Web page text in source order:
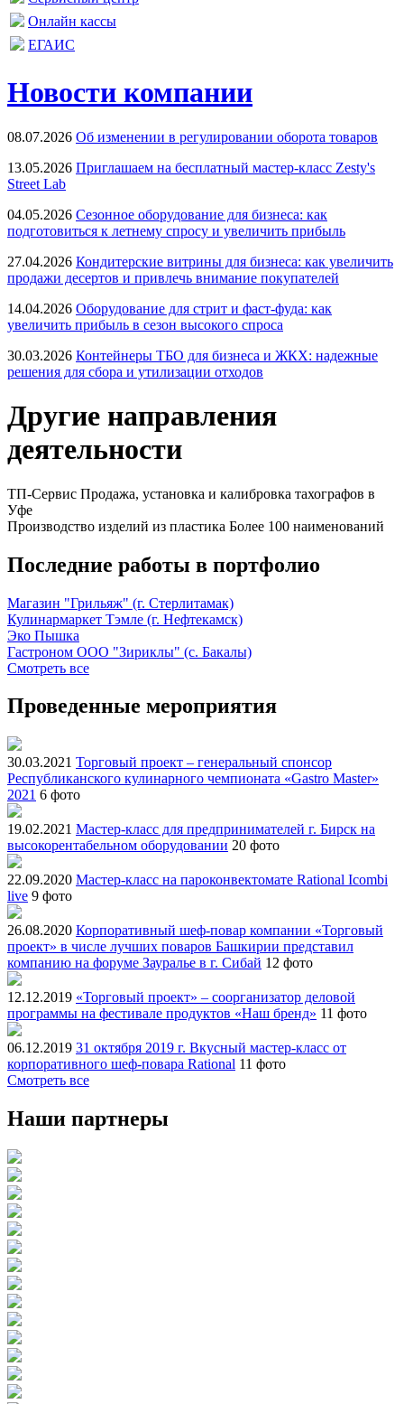
Онлайн кассы
ЕГАИС
Новости компании
08.07.2026 Об изменении в регулировании оборота товаров
13.05.2026 Приглашаем на бесплатный мастер-класс Zesty's
Street Lab
04.05.2026 Сезонное оборудование для бизнеса: как
подготовиться к летнему спросу и увеличить прибыль
27.04.2026 Кондитерские витрины для бизнеса: как увеличить
продажи десертов и привлечь внимание покупателей
14.04.2026 Оборудование для стрит и фаст-фуда: как
увеличить прибыль в сезон высокого спроса
30.03.2026 Контейнеры ТБО для бизнеса и ЖКХ: надежные
решения для сбора и утилизации отходов
Другие направления
деятельности
ТП-Сервис Продажа, установка и калибровка тахографов в
Уфе
Производство изделий из пластика Более 100 наименований
Последние работы в портфолио
Магазин "Грильяж" (г. Стерлитамак)
Кулинармаркет Тэмле (г. Нефтекамск)
Эко Пышка
Гастроном ООО "Зириклы" (с. Бакалы)
Смотреть все
Проведенные мероприятия
30.03.2021 Торговый проект – генеральный спонсор
Республиканского кулинарного чемпионата «Gastro Master»
2021 6 фото
19.02.2021 Мастер-класс для предпринимателей г. Бирск на
высокорентабельном оборудовании 20 фото
22.09.2020 Мастер-класс на пароконвектомате Rational Icombi
live 9 фото
26.08.2020 Корпоративный шеф-повар компании «Торговый
проект» в числе лучших поваров Башкирии представил
компанию на форуме Зауралье в г. Сибай 12 фото
12.12.2019 «Торговый проект» – соорганизатор деловой
программы на фестивале продуктов «Наш бренд» 11 фото
06.12.2019 31 октября 2019 г. Вкусный мастер-класс от
корпоративного шеф-повара Rational 11 фото
Смотреть все
Наши партнеры